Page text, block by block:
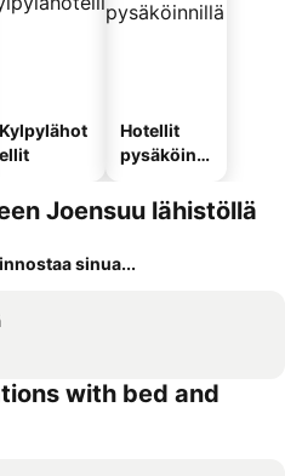
Kylpylähot
ellit
Hotellit
pysäköinni
Joensuu lähistöllä
sinua...
with bed and